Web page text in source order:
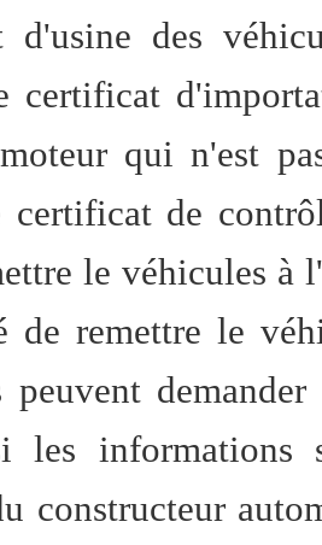
des
certificat
qui n'est
certificat de
le véhicules
de remettre le
peuvent
les informations
constructeur